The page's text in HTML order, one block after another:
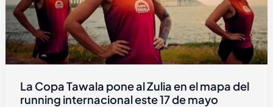
La Copa Tawala pone al Zulia en el mapa del
running internacional este 17 de mayo